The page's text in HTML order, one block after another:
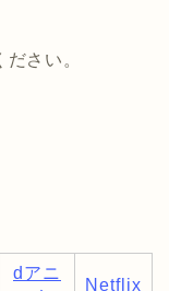
さい。
dアニ
Netflix